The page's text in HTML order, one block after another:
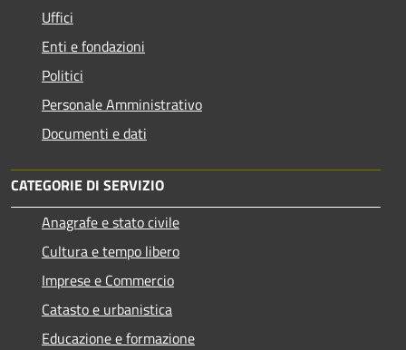
Uffici
Enti e fondazioni
Politici
Personale Amministrativo
Documenti e dati
CATEGORIE DI SERVIZIO
Anagrafe e stato civile
Cultura e tempo libero
Imprese e Commercio
Catasto e urbanistica
Educazione e formazione